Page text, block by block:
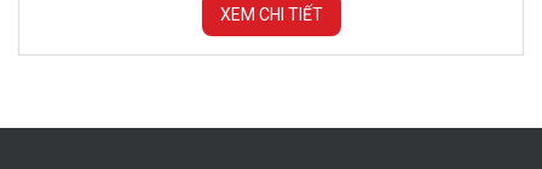
XEM CHI TIẾT